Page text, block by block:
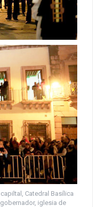
capiltal , Catedral Basílica
gobernador, iglesia de